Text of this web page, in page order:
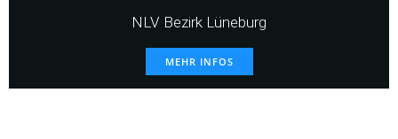
NLV Bezirk Lüneburg
MEHR INFOS